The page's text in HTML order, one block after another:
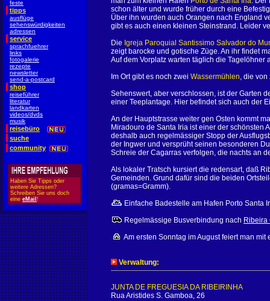
feste
tipps
ausflüge
sehenswürdigkeiten
adressen
service
sprachfuehrer
links
fotogalerie
rezepte
newsletter
send-a-postcard
shop
reiseführer
literatur
landkarten
videos/dvds
musik
reisebüro
suche
community
Haben Sie Tipps oder
weitere Adressen?
Schreiben Sie uns doch
eine eMail !
schon älter und wurde früher durch eine
Über ihn wurden auch Orangen nach England
gibt es auch einen kleinen Steinstrand. Leider
Die Igreja Paroquial Santissimo Salvador do
zeigt barocke und gotische Züge. An ihr findet
Auf dem Vorplatz warten täglich die Tagelöhner
Im Ort gibt es noch zwei Wassermühlen, die von
Sehenswert, aber verschlossen, ist der Garten
einer Teeplantage. Hier befindet sich auch der
An der Hauptstrasse weiter gen Osten kommt
Miradouro de Santa Iria ist einer der schönsten
deshalb auch regelmässiger Stopp der
der Ingwer und versprüht seinen besonderen
Schreie der Cagarras verfolgen, die nachts an
Als lokaler Tratsch kursiert die redensart, daß
Gemeinden. Grund dafür sind die beiden
(gramas=Gramm).
Einfache Badestelle am Hafen Porto Santa
Regelmässige Busverbindung nach Ribeira
Am ersten Sonntag im August feiert man mit
Verwaltung:
JUNTA DE FREGUESIA DA RIBEIRINHA
Rua Aristides S. Gamboa, 26